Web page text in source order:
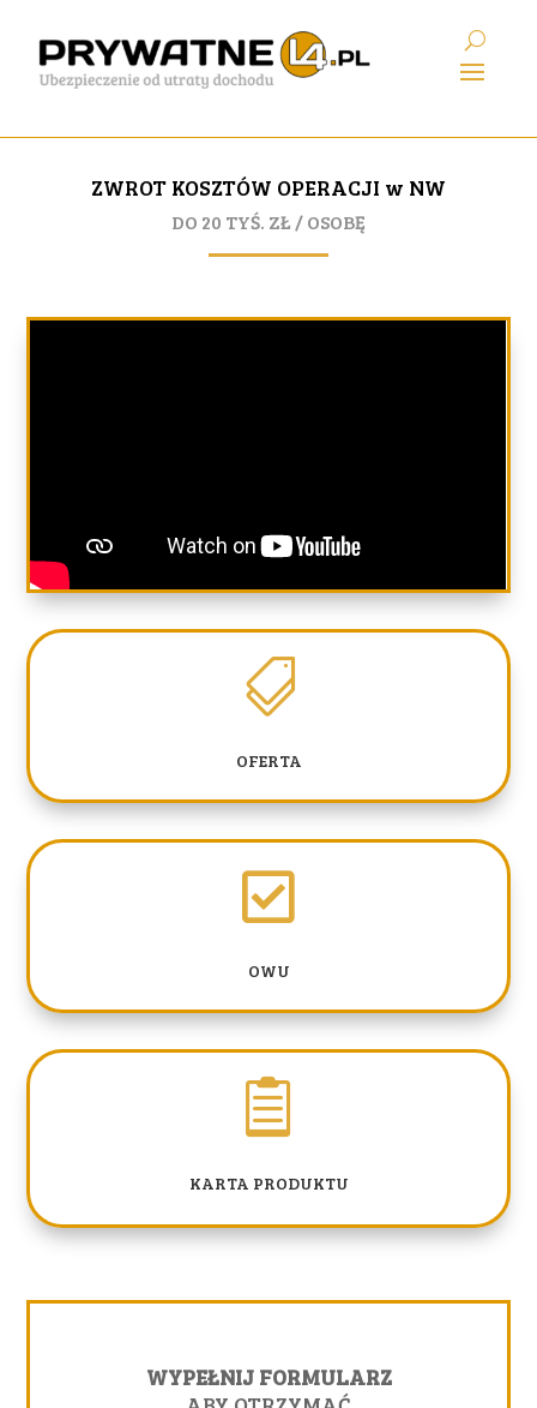
ZWROT KOSZTÓW OPERACJI w NW
DO 20 TYŚ. ZŁ / OSOBĘ

OFERTA

OWU

KARTA PRODUKTU
WYPEŁNIJ FORMULARZ